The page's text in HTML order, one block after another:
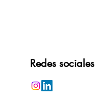
Redes sociales